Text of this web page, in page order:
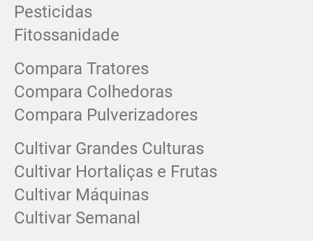
Pesticidas
Fitossanidade
Compara Tratores
Compara Colhedoras
Compara Pulverizadores
Cultivar Grandes Culturas
Cultivar Hortaliças e Frutas
Cultivar Máquinas
Cultivar Semanal